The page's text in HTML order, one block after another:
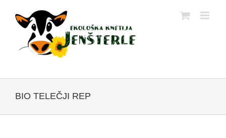
content
BIO TELEČJI REP